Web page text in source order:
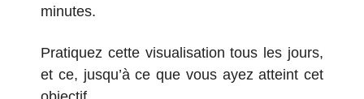
minutes.
Pratiquez cette visualisation tous les jours,
et ce, jusqu’à ce que vous ayez atteint cet